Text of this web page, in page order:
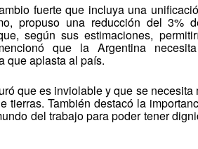
fuerte que incluya una
propuso una reducción del 3%
según sus estimaciones,
que la Argentina
que aplasta al país.
que es inviolable y que se necesita
tierras. También destacó la
del trabajo para poder tener